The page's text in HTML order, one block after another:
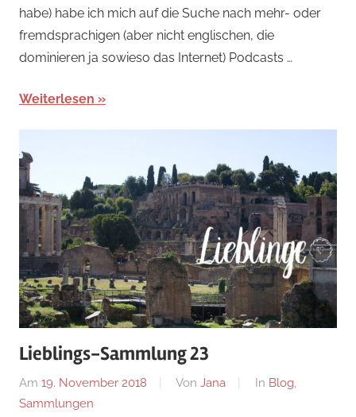
habe) habe ich mich auf die Suche nach mehr- oder
fremdsprachigen (aber nicht englischen, die
dominieren ja sowieso das Internet) Podcasts …
Weiterlesen
Lieblings-Sammlung 23
Am 19. November 2018 Von Jana In Blog,
Sammlungen